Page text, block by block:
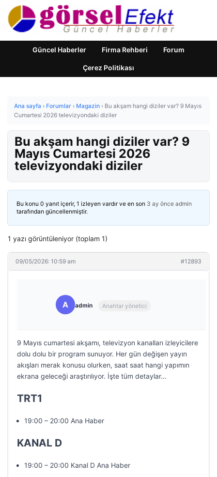
Güncel Haberler Firma Rehberi Forum
Çerez Politikası
Ana sayfa › Forumlar › Magazin › Bu akşam hangi diziler var? 9 Mayıs
Cumartesi 2026 televizyondaki diziler
Bu akşam hangi diziler var? 9
Mayıs Cumartesi 2026
televizyondaki diziler
Bu konu 0 yanıt içerir, 1 izleyen vardır ve en son 3 ay önce admin
tarafından güncellenmiştir.
1 yazı görüntüleniyor (toplam 1)
09/05/2026: 10:59 am #12893
A admin Anahtar yönetici
9 Mayıs cumartesi akşamı, televizyon kanalları izleyicilere
dolu dolu bir program sunuyor. Her gün değişen yayın
akışları merak konusu olurken, saat saat hangi yapımın
ekrana geleceği araştırılıyor. İşte tüm detaylar…
TRT1
19:00 – 20:00 Ana Haber
KANAL D
19:00 – 20:00 Kanal D Ana Haber